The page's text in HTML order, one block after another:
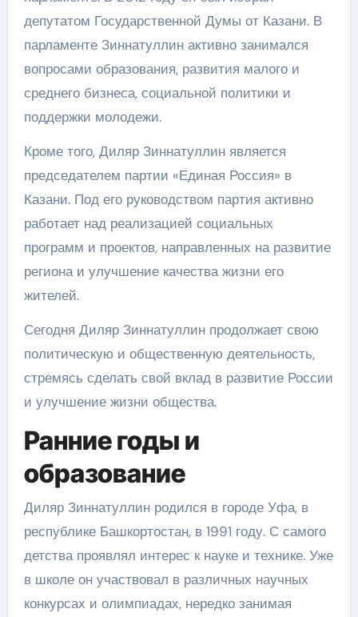
депутатом Государственной Думы от Казани. В
парламенте Зиннатуллин активно занимался
вопросами образования, развития малого и
среднего бизнеса, социальной политики и
поддержки молодежи.
Кроме того, Диляр Зиннатуллин является
председателем партии «Единая Россия» в
Казани. Под его руководством партия активно
работает над реализацией социальных
программ и проектов, направленных на развитие
региона и улучшение качества жизни его
жителей.
Сегодня Диляр Зиннатуллин продолжает свою
политическую и общественную деятельность,
стремясь сделать свой вклад в развитие России
и улучшение жизни общества.
Ранние годы и
образование
Диляр Зиннатуллин родился в городе Уфа, в
республике Башкортостан, в 1991 году. С самого
детства проявлял интерес к науке и технике. Уже
в школе он участвовал в различных научных
конкурсах и олимпиадах, нередко занимая